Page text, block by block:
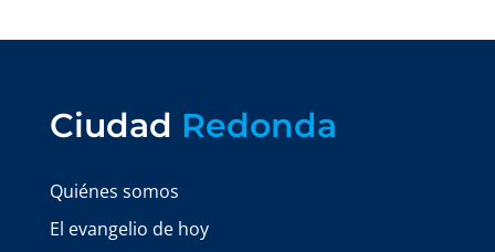
Ciudad Redonda
Quiénes somos
El evangelio de hoy